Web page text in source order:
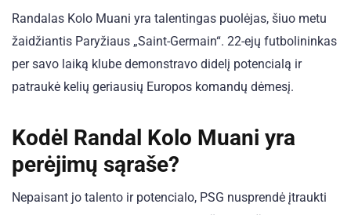
Randalas Kolo Muani yra talentingas puolėjas, šiuo metu
žaidžiantis Paryžiaus „Saint-Germain“. 22-ejų futbolininkas
per savo laiką klube demonstravo didelį potencialą ir
patraukė kelių geriausių Europos komandų dėmesį.
Kodėl Randal Kolo Muani yra
perėjimų sąraše?
Nepaisant jo talento ir potencialo, PSG nusprendė įtraukti